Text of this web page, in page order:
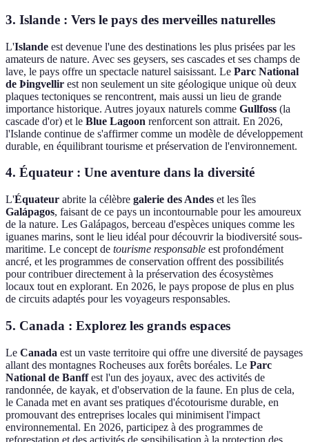
3. Islande : Vers le pays des merveilles naturelles
L'Islande est devenue l'une des destinations les plus prisées par les
amateurs de nature. Avec ses geysers, ses cascades et ses champs de
lave, le pays offre un spectacle naturel saisissant. Le Parc National
de Þingvellir est non seulement un site géologique unique où deux
plaques tectoniques se rencontrent, mais aussi un lieu de grande
importance historique. Autres joyaux naturels comme Gullfoss (la
cascade d'or) et le Blue Lagoon renforcent son attrait. En 2026,
l'Islande continue de s'affirmer comme un modèle de développement
durable, en équilibrant tourisme et préservation de l'environnement.
4. Équateur : Une aventure dans la diversité
L'Équateur abrite la célèbre galerie des Andes et les îles
Galápagos, faisant de ce pays un incontournable pour les amoureux
de la nature. Les Galápagos, berceau d'espèces uniques comme les
iguanes marins, sont le lieu idéal pour découvrir la biodiversité sous-
maritime. Le concept de tourisme responsable est profondément
ancré, et les programmes de conservation offrent des possibilités
pour contribuer directement à la préservation des écosystèmes
locaux tout en explorant. En 2026, le pays propose de plus en plus
de circuits adaptés pour les voyageurs responsables.
5. Canada : Explorez les grands espaces
Le Canada est un vaste territoire qui offre une diversité de paysages
allant des montagnes Rocheuses aux forêts boréales. Le Parc
National de Banffest l'un des joyaux, avec des activités de
randonnée, de kayak, et d'observation de la faune. En plus de cela,
le Canada met en avant ses pratiques d'écotourisme durable, en
promouvant des entreprises locales qui minimisent l'impact
environnemental. En 2026, participez à des programmes de
reforestation et des activités de sensibilisation à la protection des